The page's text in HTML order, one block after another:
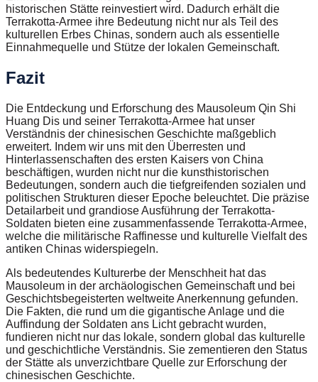
historischen Stätte reinvestiert wird. Dadurch erhält die
Terrakotta-Armee ihre Bedeutung nicht nur als Teil des
kulturellen Erbes Chinas, sondern auch als essentielle
Einnahmequelle und Stütze der lokalen Gemeinschaft.
Fazit
Die Entdeckung und Erforschung des Mausoleum Qin Shi
Huang Dis und seiner Terrakotta-Armee hat unser
Verständnis der chinesischen Geschichte maßgeblich
erweitert. Indem wir uns mit den Überresten und
Hinterlassenschaften des ersten Kaisers von China
beschäftigen, wurden nicht nur die kunsthistorischen
Bedeutungen, sondern auch die tiefgreifenden sozialen und
politischen Strukturen dieser Epoche beleuchtet. Die präzise
Detailarbeit und grandiose Ausführung der Terrakotta-
Soldaten bieten eine zusammenfassende Terrakotta-Armee,
welche die militärische Raffinesse und kulturelle Vielfalt des
antiken Chinas widerspiegeln.
Als bedeutendes Kulturerbe der Menschheit hat das
Mausoleum in der archäologischen Gemeinschaft und bei
Geschichtsbegeisterten weltweite Anerkennung gefunden.
Die Fakten, die rund um die gigantische Anlage und die
Auffindung der Soldaten ans Licht gebracht wurden,
fundieren nicht nur das lokale, sondern global das kulturelle
und geschichtliche Verständnis. Sie zementieren den Status
der Stätte als unverzichtbare Quelle zur Erforschung der
chinesischen Geschichte.